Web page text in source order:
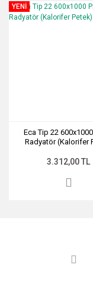
YENİ
Eca Tip 22
Radyatör (Kalorifer
3.312,00 TL